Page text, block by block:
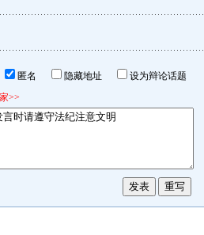
匿名 隐藏地址
设为辩论话题
>>